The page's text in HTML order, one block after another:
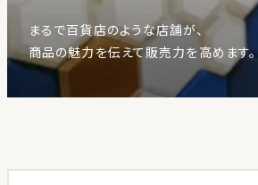
まるで百貨店のような店舗が、
商品の魅力を伝えて販売力を高めます。